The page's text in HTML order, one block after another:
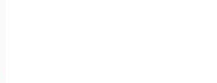
von Profilen zur Auswahl personalisierter Werbung
der Werbeleistung